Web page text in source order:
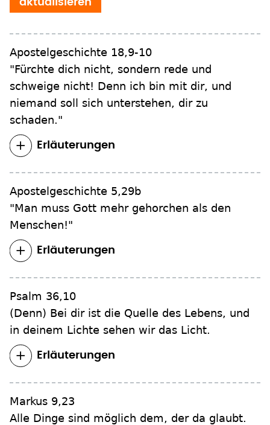
Apostelgeschichte 18,9-10
"Fürchte dich nicht, sondern rede und
schweige nicht! Denn ich bin mit dir, und
niemand soll sich unterstehen, dir zu
schaden."
Erläuterungen
Apostelgeschichte 5,29b
"Man muss Gott mehr gehorchen als den
Menschen!"
Erläuterungen
Psalm 36,10
(Denn) Bei dir ist die Quelle des Lebens, und
in deinem Lichte sehen wir das Licht.
Erläuterungen
Markus 9,23
Alle Dinge sind möglich dem, der da glaubt.